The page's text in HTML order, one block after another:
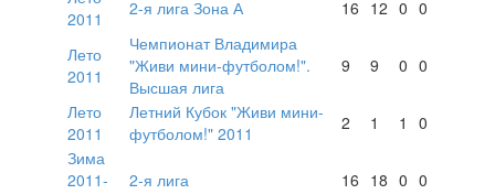
2011
2-я лига Зона А 16 12 0 0
Лето
2011
Чемпионат Владимира
"Живи мини-футболом!".
Высшая лига
9 9 0 0
Лето
2011
Летний Кубок "Живи мини-
футболом!" 2011
2 1 1
0
Зима
2011-
2-я лига 16 18 0 0